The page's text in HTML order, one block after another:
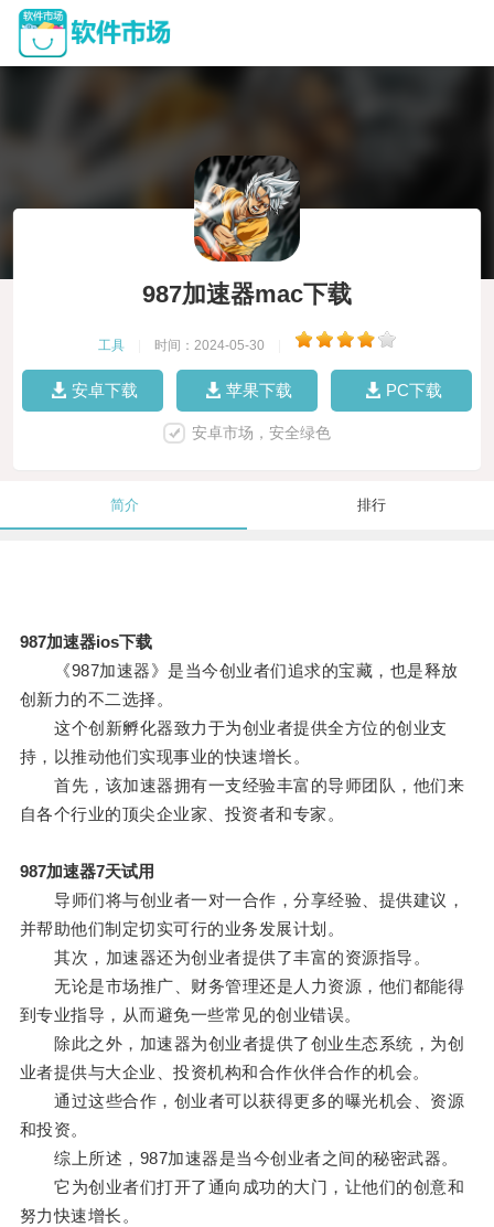
987加速器mac下载
工具 时间：2024-05-30
安卓下载 苹果下载 PC下载
安卓市场，安全绿色
简介 排行
987加速器ios下载
《987加速器》是当今创业者们追求的宝藏，也是释放
创新力的不二选择。
这个创新孵化器致力于为创业者提供全方位的创业支
持，以推动他们实现事业的快速增长。
首先，该加速器拥有一支经验丰富的导师团队，他们来
自各个行业的顶尖企业家、投资者和专家。
987加速器7天试用
导师们将与创业者一对一合作，分享经验、提供建议，
并帮助他们制定切实可行的业务发展计划。
其次，加速器还为创业者提供了丰富的资源指导。
无论是市场推广、财务管理还是人力资源，他们都能得
到专业指导，从而避免一些常见的创业错误。
除此之外，加速器为创业者提供了创业生态系统，为创
业者提供与大企业、投资机构和合作伙伴合作的机会。
通过这些合作，创业者可以获得更多的曝光机会、资源
和投资。
综上所述，987加速器是当今创业者之间的秘密武器。
它为创业者们打开了通向成功的大门，让他们的创意和
努力快速增长。